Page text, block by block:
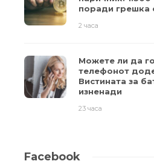
поради грешка
2 часа
Можете ли да
телефонот
Вистината за
изненади
23 часа
Facebook